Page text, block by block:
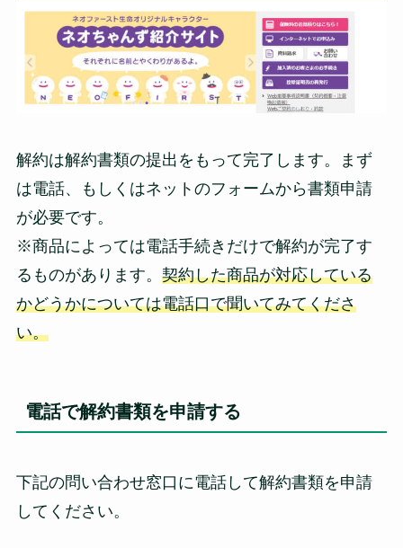
解約は解約書類の提出をもって完了します。まず
は電話、もしくはネットのフォームから書類申請
が必要です。
※商品によっては電話手続きだけで解約が完了す
るものがあります。 契約した商品が対応している
かどうかについては電話口で聞いてみてくださ
い。
電話で解約書類を申請する
下記の問い合わせ窓口に電話して解約書類を申請
してください。